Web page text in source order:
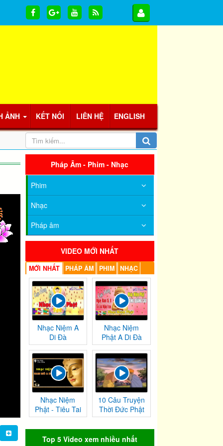
ẢNH KẾT NỐI LIÊN HỆ ENGLISH
Pháp Âm - Phim - Nhạc
Phim
Nhạc
Pháp âm
VIDEO MỚI NHẤT
MỚI NHẤT PHÁP ÂM PHIM NHẠC
Nhạc Niệm A
Di Đà
Nhạc Niệm
Phật A Di Đà
Nhạc Niệm
Phật - Tiêu Tai
Nghiệp
Chướng
10 Câu Truyện
Thời Đức Phật
Tại Thế
Top 5 Video xem nhiều nhất